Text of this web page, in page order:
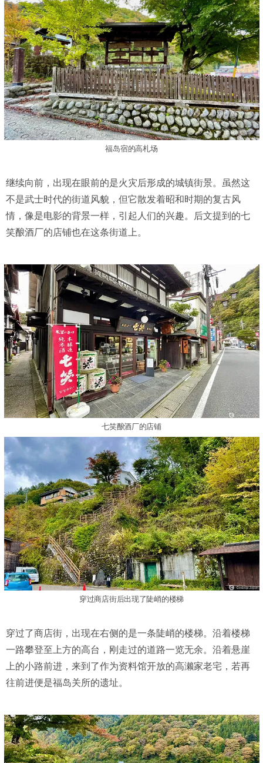
福岛宿的高札场
继续向前，出现在眼前的是火灾后形成的城镇街景。虽然这
不是武士时代的街道风貌，但它散发着昭和时期的复古风
情，像是电影的背景一样，引起人们的兴趣。后文提到的七
笑酿酒厂的店铺也在这条街道上。
七笑酿酒厂的店铺
穿过商店街后出现了陡峭的楼梯
穿过了商店街，出现在右侧的是一条陡峭的楼梯。沿着楼梯
一路攀登至上方的高台，刚走过的道路一览无余。沿着悬崖
上的小路前进，来到了作为资料馆开放的高濑家老宅，若再
往前进便是福岛关所的遗址。